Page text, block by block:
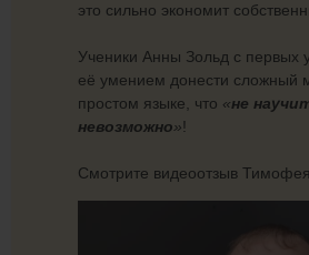
это сильно экономит
Ученики Анны Зольд с первых
её умением донести сложный
простом языке, что «не
невозможно»!
Смотрите видеоотзыв